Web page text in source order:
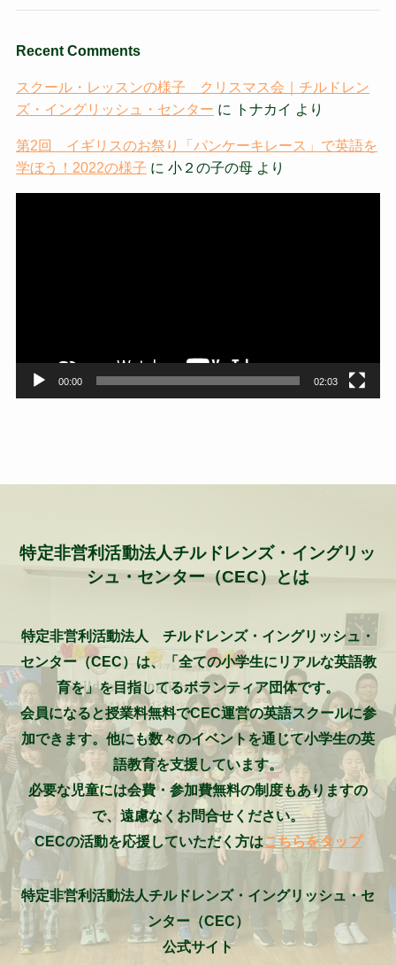
Recent Comments
スクール・レッスンの様子 クリスマス会｜チルドレン
ズ・イングリッシュ・センター に トナカイ より
第2回 イギリスのお祭り「パンケーキレース」で英語を
学ぼう！2022の様子 に 小２の子の母より
00:00 02:03
特定非営利活動法人チルドレンズ・イングリッ
シュ・センター（CEC）とは
特定非営利活動法人 チルドレンズ・イングリッシュ・
センター（CEC）は、「全ての小学生にリアルな英語教
育を」を目指してるボランティア団体です。
会員になると授業料無料でCEC運営の英語スクールに参
加できます。他にも数々のイベントを通じて小学生の英
語教育を支援しています。
必要な児童には会費・参加費無料の制度もありますの
で、遠慮なくお問合せください。
CECの活動を応援していただく方はこちらをタップ
特定非営利活動法人チルドレンズ・イングリッシュ・セ
ンター（CEC）
公式サイト